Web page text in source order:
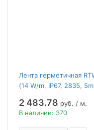
Лента герметичная
(14 W/m, IP67, 2835,
2 483.78 руб. / м.
В наличии: 370